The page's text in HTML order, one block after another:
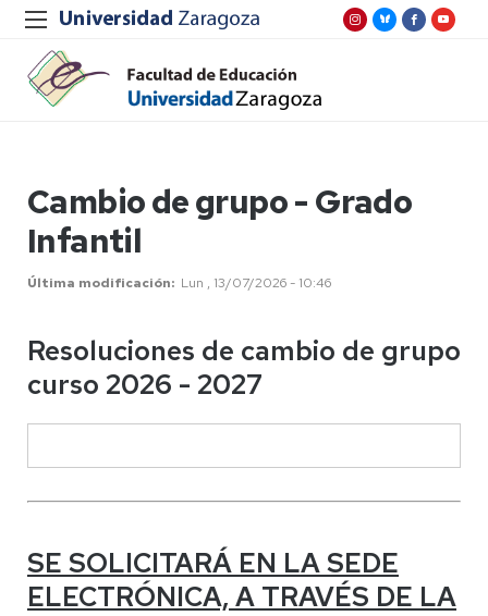
Cambio de grupo - Grado
Infantil
Última modificación Lun , 13/07/2026 - 10:46
Resoluciones de cambio de grupo
curso 2026 - 2027
SE SOLICITARÁ EN LA SEDE
ELECTRÓNICA, A TRAVÉS DE LA